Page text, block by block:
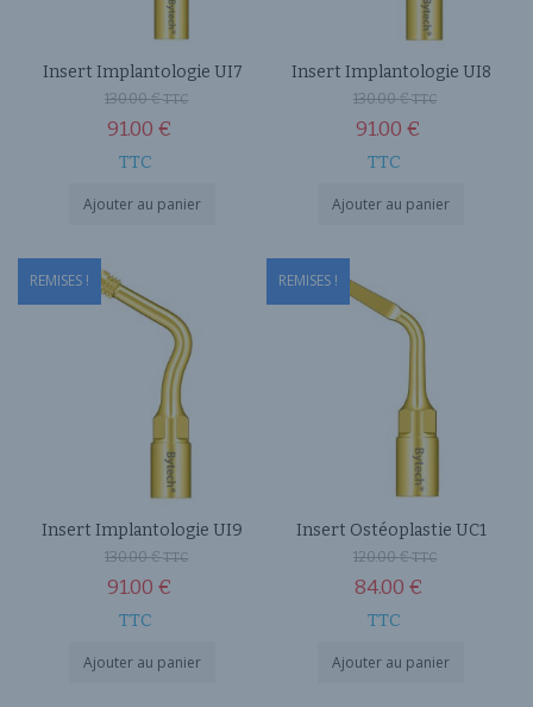
Insert Implantologie UI7
130.00€TTC
91.00 €
TTC
Ajouter au panier
Insert Implantologie UI8
130.00€TTC
91.00 €
TTC
Ajouter au panier
REMISES !
Insert Implantologie UI9
130.00€TTC
91.00 €
TTC
Ajouter au panier
REMISES !
Insert Ostéoplastie UC1
120.00€TTC
84.00 €
TTC
Ajouter au panier